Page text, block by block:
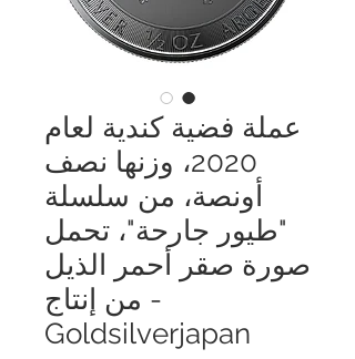
عملة فضية كندية لعام
2020، وزنها نصف
أونصة، من سلسلة
"طيور جارحة"، تحمل
صورة صقر أحمر الذيل
- من إنتاج
Goldsilverjapan